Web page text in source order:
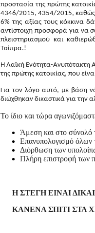
προστασία της πρώτης
4346/2015, 4354/2015, καθώς
6% της αξίας τους κόκκινα
αντίστοιχη προσφορά για να
πλειστηριασμού και
Τσίπρα.!
Η Λαϊκή Ενότητα-Ανυπότακτη
της πρώτης κατοικίας, που
Για τον λόγο αυτό, με βάση
διώχθηκαν δικαστικά για την
Το ίδιο και τώρα
Άμεση και στο σύνολό
Επανυπολογισμό όλων
Διόρθωση των
Πλήρη επιστροφή των
Η ΣΤΕΓΗ ΕΙΝΑΙ
ΚΑΝΕΝΑ ΣΠΙΤΙ ΣΤΑ